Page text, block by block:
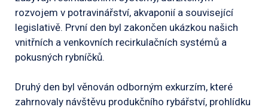
rozvojem v potravinářství, akvaponií a související
legislativě. První den byl zakončen ukázkou našich
vnitřních a venkovních recirkulačních systémů a
pokusných rybníčků.
Druhý den byl věnován odborným exkurzím, které
zahrnovaly návštěvu produkčního rybářství, prohlídku